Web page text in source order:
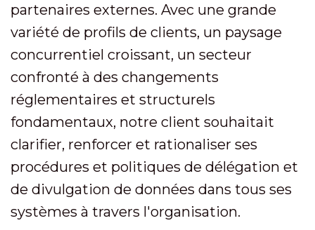
partenaires externes. Avec une grande
variété de profils de clients, un paysage
concurrentiel croissant, un secteur
confronté à des changements
réglementaires et structurels
fondamentaux, notre client souhaitait
clarifier, renforcer et rationaliser ses
procédures et politiques de délégation et
de divulgation de données dans tous ses
systèmes à travers l'organisation.